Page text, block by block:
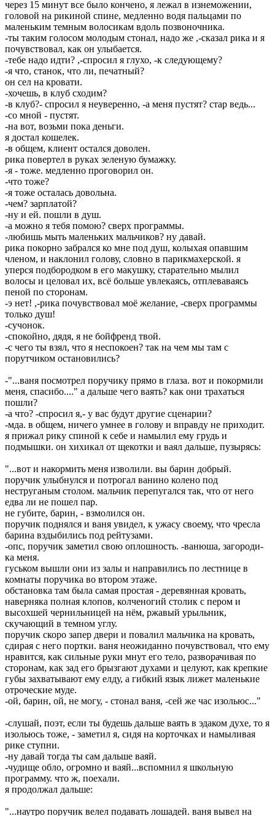
через 15 минут все было кончено, я лежал в изнеможении,
головой на рикиной спине, медленно водя пальцами по
маленьким темным волосикам вдоль позвоночника.
-ты таким голосом молодым стонал, надо же ,-сказал рика и я
почувствовал, как он улыбается.
-тебе надо идти? ,-спросил я глухо, -к следующему?
-я что, станок, что ли, печатный?
он сел на кровати.
-хочешь, в клуб сходим?
-в клуб?- спросил я неуверенно, -а меня пустят? стар ведь...
-со мной - пустят.
-на вот, возьми пока деньги.
я достал кошелек.
-в общем, клиент остался доволен.
рика повертел в руках зеленую бумажку.
-я - тоже. медленно проговорил он.
-что тоже?
-я тоже осталась довольна.
-чем? зарплатой?
-ну и ей. пошли в душ.
-а можно я тебя помою? сверх программы.
-любишь мыть маленьких мальчиков? ну давай.
рика покорно забрался ко мне под душ, колыхая опавшим
членом, и наклонил голову, словно в парикмахерской. я
уперся подбородком в его макушку, старательно мылил
волосы и целовал их, всё больше увлекаясь, отплеваваясь
пеной по сторонам.
-э нет! ,-рика почувствовал моё желание, -сверх программы
только душ!
-сучонок.
-спокойно, дядя, я не бойфренд твой.
-с чего ты взял, что я неспокоен? так на чем мы там с
порутчиком остановились?
-"...ваня посмотрел поручику прямо в глаза. вот и покормили
меня, спасибо...." а дальше чего ваять? как они трахаться
пошли?
-а что? -спросил я,- у вас будут другие сценарии?
-мда. в общем, ничего умнее в голову и вправду не приходит.
я прижал рику спиной к себе и намылил ему грудь и
подмышки. он хихикал от щекотки и ваял дальше, пузырясь:
"...вот и накормить меня изволили. вы барин добрый.
поручик улыбнулся и потрогал ванино колено под
неструганым столом. мальчик перепугался так, что от него
едва ли не пошел пар.
не губите, барин, - взмолился он.
поручик поднялся и ваня увидел, к ужасу своему, что чресла
барина вздыбились под рейтузами.
-опс, поручик заметил свою оплошность. -ванюша, загороди-
ка меня.
гуськом вышли они из залы и направились по лестнице в
комнаты поручика во втором этаже.
обстановка там была самая простая - деревянная кровать,
наверняка полная клопов, колченогий столик с пером и
высохшей чернильницей на нём, ржавый урыльник,
скучающий в темном углу.
поручик скоро запер двери и повалил мальчика на кровать,
сдирая с него портки. ваня неожиданно почувствовал, что ему
нравится, как сильные руки мнут его тело, разворачивая по
сторонам, как зад его брызгают духами и целуют, как крепкие
губы захватывают ему елду, а гибкий язык лижет маленькие
отроческие муде.
-ой, барин, ой, не могу, - стонал ваня, -сей же час изольюс..."
-слушай, поэт, если ты будешь дальше ваять в эдаком духе, то я
изольюсь тоже, - заметил я, сидя на корточках и намыливая
рике ступни.
-ну давай тогда ты сам дальше ваяй.
-чудище обло, огромно и ваяй...вспомнил я школьную
программу. что ж, поехали.
я продолжал дальше:
"...наутро поручик велел подавать лошадей. ваня вывел на